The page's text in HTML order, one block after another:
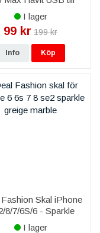
Kabel till iPhone &
2,0A 1m - Svart
I lager
99 kr 199 kr
Info Köp
Skal iPhone
8/7/6S/6 - Sparkle
Greige Marble
I lager